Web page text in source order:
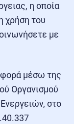
η οποία
χρήση του
με
μέσω της
Οργανισμού
στο